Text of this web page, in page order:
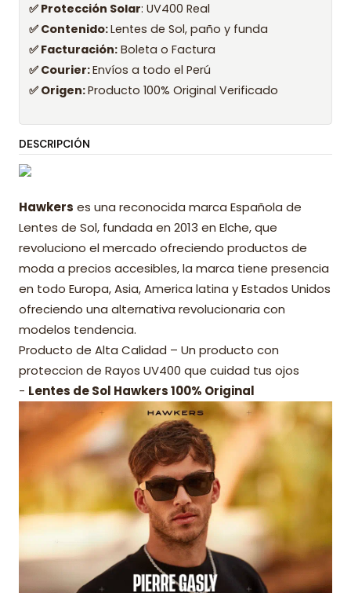
✅ Protección Solar: UV400 Real
✅ Contenido:Lentes de Sol, paño y funda
✅ Facturación: Boleta o Factura
✅ Courier:Envíos a todo el Perú
✅ Origen:Producto 100% Original Verificado
DESCRIPCIÓN
Hawkers es una reconocida marca Española de
Lentes de Sol, fundada en 2013 en Elche, que
revoluciono el mercado ofreciendo productos de
moda a precios accesibles, la marca tiene presencia
en todo Europa, Asia, America latina y Estados Unidos
ofreciendo una alternativa revolucionaria con
modelos tendencia.
Producto de Alta Calidad – Un producto con
proteccion de Rayos UV400 que cuidad tus ojos
- Lentes de Sol Hawkers 100% Original